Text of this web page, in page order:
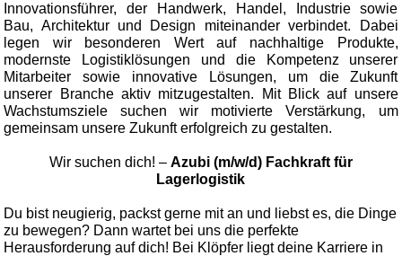
Innovationsführer, der Handwerk, Handel, Industrie sowie
Bau, Architektur und Design miteinander verbindet. Dabei
legen wir besonderen Wert auf nachhaltige Produkte,
modernste Logistiklösungen und die Kompetenz unserer
Mitarbeiter sowie innovative Lösungen, um die Zukunft
unserer Branche aktiv mitzugestalten. Mit Blick auf unsere
Wachstumsziele suchen wir motivierte Verstärkung, um
gemeinsam unsere Zukunft erfolgreich zu gestalten.
Wir suchen dich! – Azubi (m/w/d) Fachkraft für
Lagerlogistik
Du bist neugierig, packst gerne mit an und liebst es, die Dinge
zu bewegen? Dann wartet bei uns die perfekte
Herausforderung auf dich! Bei Klöpfer liegt deine Karriere in